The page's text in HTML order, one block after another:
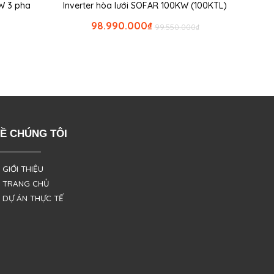
3 pha Inverter hòa lưới SOFAR 100KW (100KTL)
₫
99.550.000
₫
98.990.000
CHÚNG TÔI
THIỆU
CHỦ
ÁN THỰC TẾ